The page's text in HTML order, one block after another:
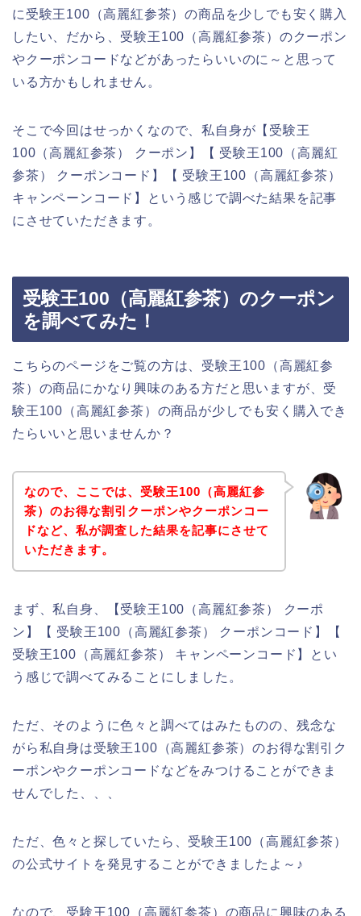
に受験王100（高麗紅参茶）の商品を少しでも安く購入
したい、だから、受験王100（高麗紅参茶）のクーポン
やクーポンコードなどがあったらいいのに～と思って
いる方かもしれません。
そこで今回はせっかくなので、私自身が【受験王
100（高麗紅参茶） クーポン】【 受験王100（高麗紅
参茶） クーポンコード】【 受験王100（高麗紅参茶）
キャンペーンコード】という感じで調べた結果を記事
にさせていただきます。
受験王100（高麗紅参茶）のクーポン
を調べてみた！
こちらのページをご覧の方は、受験王100（高麗紅参
茶）の商品にかなり興味のある方だと思いますが、受
験王100（高麗紅参茶）の商品が少しでも安く購入でき
たらいいと思いませんか？
なので、ここでは、受験王100（高麗紅参
茶）のお得な割引クーポンやクーポンコー
ドなど、私が調査した結果を記事にさせて
いただきます。
まず、私自身、【受験王100（高麗紅参茶） クーポ
ン】【 受験王100（高麗紅参茶） クーポンコード】【
受験王100（高麗紅参茶） キャンペーンコード】とい
う感じで調べてみることにしました。
ただ、そのように色々と調べてはみたものの、残念な
がら私自身は受験王100（高麗紅参茶）のお得な割引ク
ーポンやクーポンコードなどをみつけることができま
せんでした、、、
ただ、色々と探していたら、受験王100（高麗紅参茶）
の公式サイトを発見することができましたよ～♪
なので、受験王100（高麗紅参茶）の商品に興味のある